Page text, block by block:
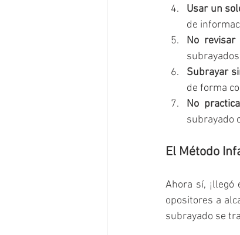
Usar un
de
No revisar
Subrayar
de forma
No
subrayado
El Método
Ahora sí,
opositores a
subrayado se